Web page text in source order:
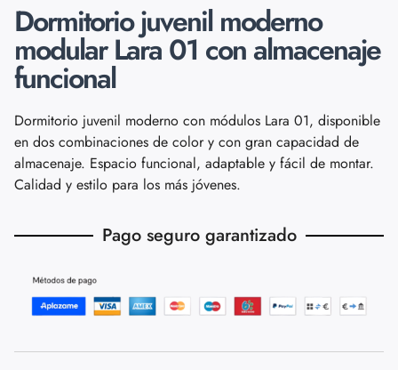
Dormitorio juvenil moderno
modular Lara 01 con almacenaje
funcional
Dormitorio juvenil moderno con módulos Lara 01, disponible
en dos combinaciones de color y con gran capacidad de
almacenaje. Espacio funcional, adaptable y fácil de montar.
Calidad y estilo para los más jóvenes.
Pago seguro garantizado